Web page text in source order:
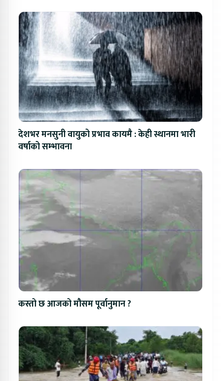
देशभर मनसुनी वायुको प्रभाव कायमै : केही स्थानमा भारी
वर्षाको सम्भावना
कस्तो छ आजको मौसम पूर्वानुमान ?